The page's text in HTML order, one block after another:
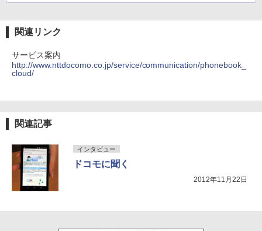
関連リンク
サービス案内
http://www.nttdocomo.co.jp/service/communication/phonebook_
cloud/
関連記事
インタビュー
ドコモに聞く
2012年11月22日